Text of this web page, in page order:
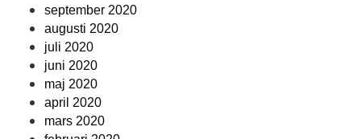
september 2020
augusti 2020
juli 2020
juni 2020
maj 2020
april 2020
mars 2020